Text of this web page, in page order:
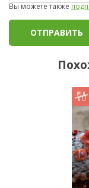
Вы можете также